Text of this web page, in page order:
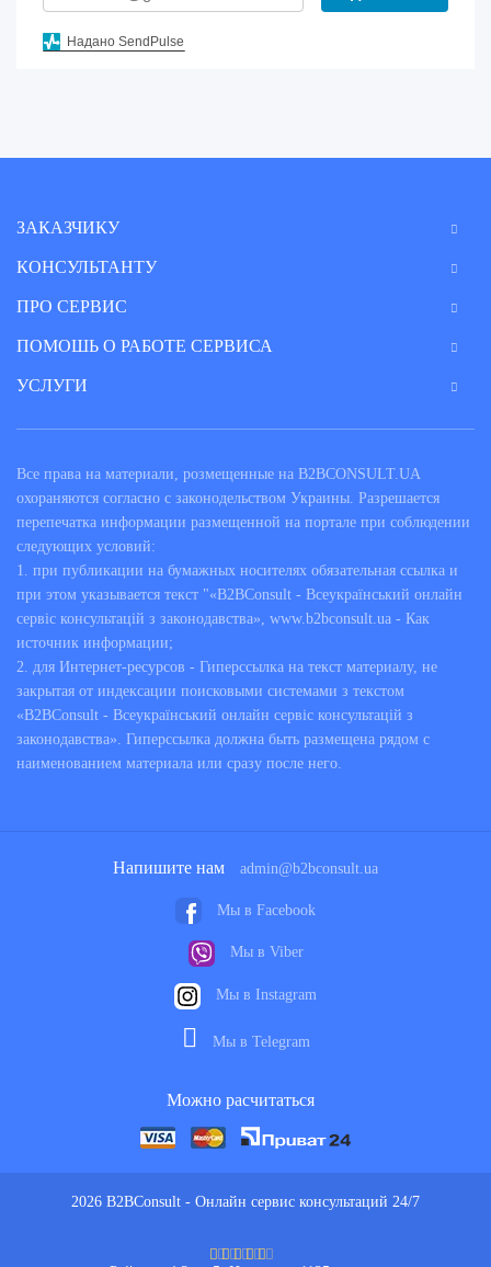
Надано SendPulse
ЗАКАЗЧИКУ
КОНСУЛЬТАНТУ
ПРО СЕРВИС
ПОМОШЬ О РАБОТЕ СЕРВИСА
УСЛУГИ
Все права на материали, розмещенные на B2BCONSULT.UA
охораняются согласно с законодельством Украины. Разрешается
перепечатка информации размещенной на портале при соблюдении
следующих условий:
1. при публикации на бумажных носителях обязательная ссылка и
при этом указывается текст "«B2BConsult - Всеукраїнський онлайн
сервіс консультацій з законодавства», www.b2bconsult.ua - Как
источник информации;
2. для Интернет-ресурсов - Гиперссылка на текст материалу, не
закрытая от индексации поисковыми системами з текстом
«B2BConsult - Всеукраїнський онлайн сервіс консультацій з
законодавства». Гиперссылка должна быть размещена рядом с
наименованием материала или сразу после него.
2026 B2BConsult - Онлайн сервис консультаций 24/7
Напишите нам admin@b2bconsult.ua
Мы в Facebook
Мы в Viber
Мы в Instagram
Мы в Telegram
Можно расчитаться